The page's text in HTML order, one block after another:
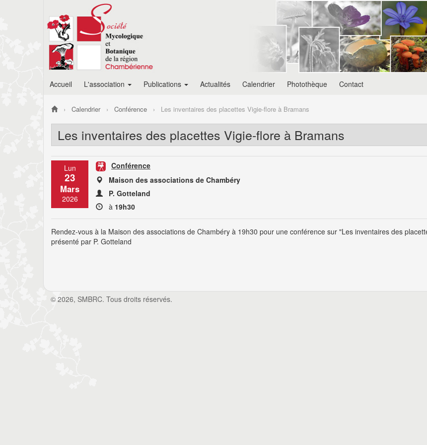
Accueil L'association Publications Actualités Calendrier Photothèque Contact
Calendrier Conférence Les inventaires des placettes Vigie-flore à Bramans
Les inventaires des placettes Vigie-flore à Bramans
Lun
23
Mars
2026
Conférence
Maison des associations de Chambéry
P. Gotteland
à 19h30
Rendez-vous à la Maison des associations de Chambéry à 19h30 pour une conférence sur "Les inventaires des
présenté par P. Gotteland
© 2026, SMBRC. Tous droits réservés.